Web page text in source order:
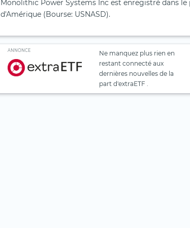
Monolithic Power Systems Inc est enregistré dans le
d'Amérique (Bourse: USNASD).
ANNONCE
Ne manquez plus rien en
restant connecté aux
dernières nouvelles de la
part d'extraETF .